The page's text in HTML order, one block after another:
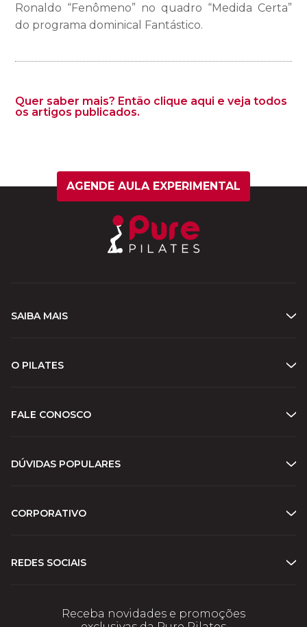
Ronaldo “Fenômeno” no quadro “Medida Certa”
do programa dominical Fantástico.
Quer saber mais? Então clique aqui e veja todos
os artigos publicados.
AGENDE AULA EXPERIMENTAL
SAIBA MAIS
O PILATES
FALE CONOSCO
DÚVIDAS POPULARES
CORPORATIVO
REDES SOCIAIS
Receba novidades e promoções